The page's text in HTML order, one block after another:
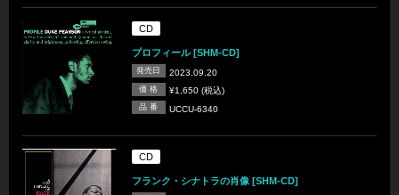
CD
プロフィール [SHM-CD]
発売日 2023.09.20
価 格 ¥1,650 (税込)
品 番 UCCU-6340
CD
フランク・シナトラの肖像 [SHM-CD]